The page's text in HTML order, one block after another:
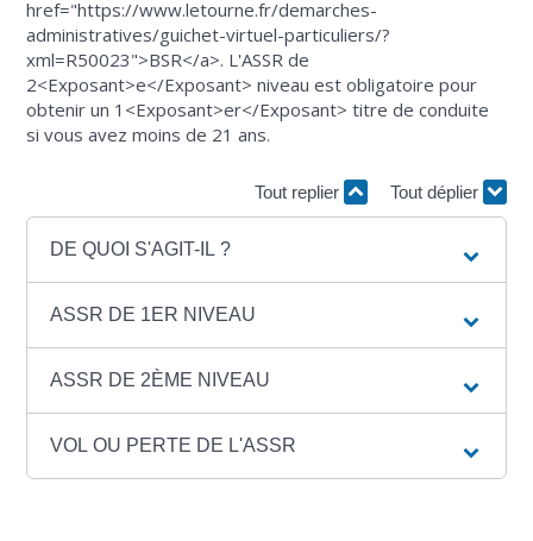
href="https://www.letourne.fr/demarches-
administratives/guichet-virtuel-particuliers/?
xml=R50023">BSR</a>. L'ASSR de
2<Exposant>e</Exposant> niveau est obligatoire pour
obtenir un 1<Exposant>er</Exposant> titre de conduite
si vous avez moins de 21 ans.
Tout replier Tout déplier
DE QUOI S'AGIT-IL ?
ASSR DE 1ER NIVEAU
ASSR DE 2ÈME NIVEAU
VOL OU PERTE DE L'ASSR